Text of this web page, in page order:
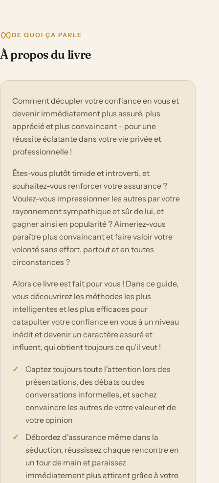
DE QUOI ÇA PARLE
À propos du livre
Comment décupler votre confiance en vous et
devenir immédiatement plus assuré, plus
apprécié et plus convaincant – pour une
réussite éclatante dans votre vie privée et
professionnelle !
Êtes-vous plutôt timide et introverti, et
souhaitez-vous renforcer votre assurance ?
Voulez-vous impressionner les autres par votre
rayonnement sympathique et sûr de lui, et
gagner ainsi en popularité ? Aimeriez-vous
paraître plus convaincant et faire valoir votre
volonté sans effort, partout et en toutes
circonstances ?
Alors ce livre est fait pour vous ! Dans ce guide,
vous découvrirez les méthodes les plus
intelligentes et les plus efficaces pour
catapulter votre confiance en vous à un niveau
inédit et devenir un caractère assuré et
influent, qui obtient toujours ce qu'il veut !
Captez toujours toute l'attention lors des
présentations, des débats ou des
conversations informelles, et sachez
convaincre les autres de votre valeur et de
votre opinion
Débordez d'assurance même dans la
séduction, réussissez chaque rencontre en
un tour de main et paraissez
immédiatement plus attirant grâce à votre